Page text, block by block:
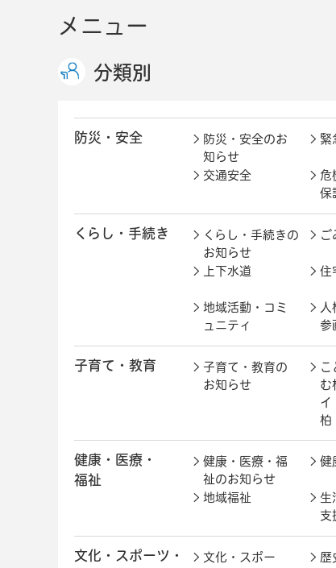
メニュー
分類別
防災・安全
防災・安全のお
知らせ
緊
交通安全
危
保
くらし・手続き
くらし・手続きの
お知らせ
ご
上下水道
住
地域活動・コミ
ュニティ
人
参
子育て・教育
子育て・教育の
お知らせ
こ
む
イ
柏
健康・医療・
福祉
健康・医療・福
祉のお知らせ
健
地域福祉
生
支
文化・スポーツ・
文化・スポー
歴